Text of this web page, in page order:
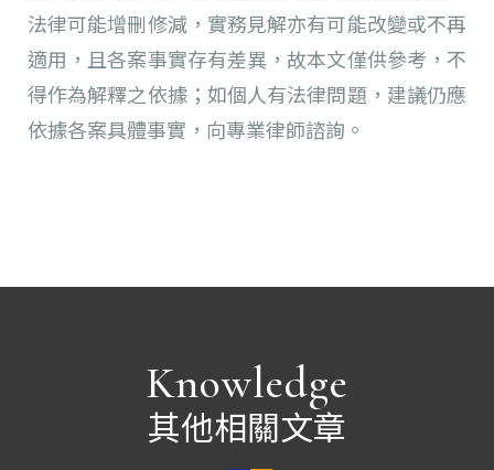
法律可能增刪修減，實務見解亦有可能改變或不再
適用，且各案事實存有差異，故本文僅供參考，不
得作為解釋之依據；如個人有法律問題，建議仍應
依據各案具體事實，向專業律師諮詢。
Knowledge
其他相關文章